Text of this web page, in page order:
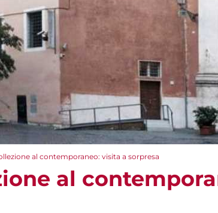
al contemporaneo: visita a sorpresa
al